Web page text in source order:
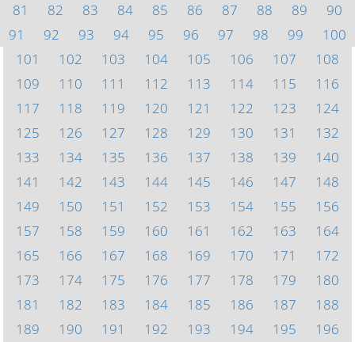
81
82 83 84 85 86 87 88 89
90
91
92 93 94 95 96 97 98 99
100
101
102 103 104 105 106 107
108
109
110 111 112 113 114 115
116
117
118 119 120 121 122 123
124
125
126 127 128 129 130 131
132
133
134 135 136 137 138 139
140
141
142 143 144 145 146 147
148
149
150 151 152 153 154 155
156
157
158 159 160 161 162 163
164
165
166 167 168 169 170 171
172
173
174 175 176 177 178 179
180
181
182 183 184 185 186 187
188
189
190 191 192 193 194 195
196